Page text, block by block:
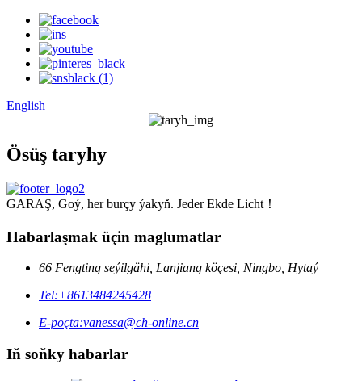
English
Ösüş taryhy
GARAŞ, Goý, her burçy ýakyň. Jeder Ekde Licht！
Habarlaşmak üçin maglumatlar
66 Fengting seýilgähi, Lanjiang köçesi, Ningbo, Hytaý
Tel:+8613484245428
E-poçta:vanessa@ch-online.cn
Iň soňky habarlar